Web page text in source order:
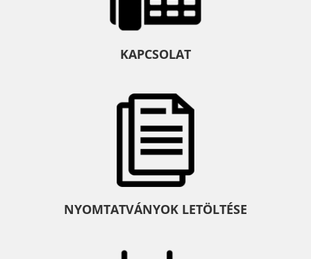
KAPCSOLAT
NYOMTATVÁNYOK LETÖLTÉSE